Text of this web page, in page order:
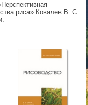
риса» Ковалев В. С.